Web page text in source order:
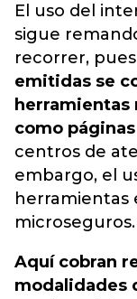
El uso del
sigue
recorrer,
emitidas se
herramientas
como
centros de
embargo, el
herramientas
microseguros.
Aquí cobran
modalidades